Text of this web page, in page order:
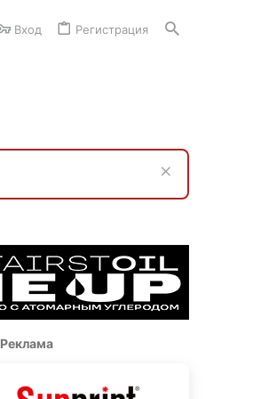
Вход Регистрация
Реклама